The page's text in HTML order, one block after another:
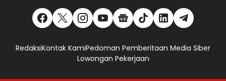
RedaksiKontak KamiPedoman Pemberitaan Media Siber
Lowongan Pekerjaan